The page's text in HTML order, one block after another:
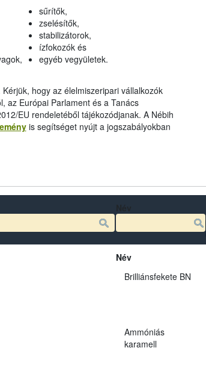
sűrítők,
zselésítők,
stabilizátorok,
ízfokozók és
egyéb vegyületek.
hogy az élelmiszeripari vállalkozók
az Európai Parlament és a Tanács
EU rendeletéből tájékozódjanak. A Nébih
is segítséget nyújt a jogszabályokban
Név
Brilliánsfekete BN
Ammóniás
karamell